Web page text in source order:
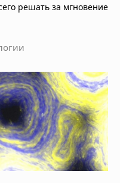
решать за мгновение